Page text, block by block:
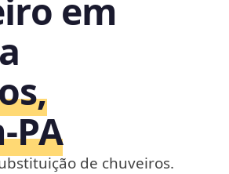
em
de chuveiros.